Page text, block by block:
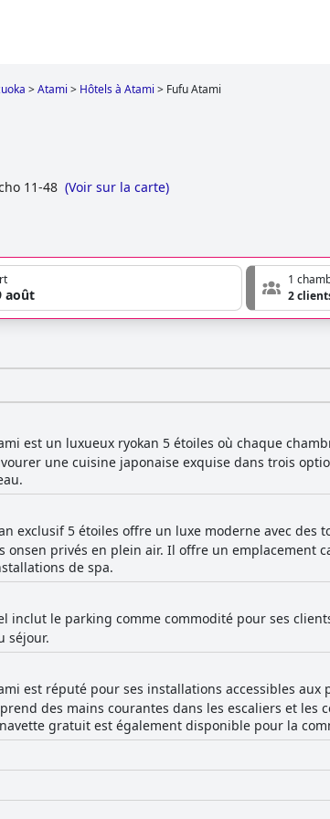
>Atami > Hôtels à Atami > Fufu Atami
11-48 (Voir sur la carte)
août
1
2
est un luxueux ryokan 5 étoiles où chaque
une cuisine japonaise exquise dans trois
exclusif 5 étoiles offre un luxe moderne avec
onsen privés en plein air. Il offre un emplacement
de spa.
inclut le parking comme commodité pour ses
séjour.
est réputé pour ses installations accessibles
des mains courantes dans les escaliers et les
gratuit est également disponible pour la